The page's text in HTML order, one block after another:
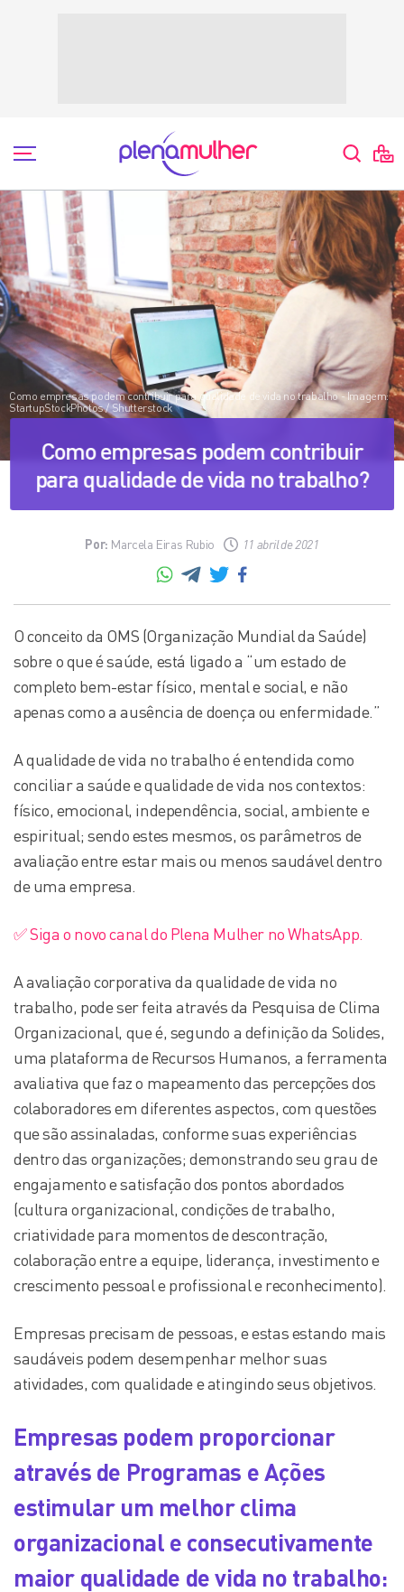
Marcela Eiras Rubio
Como empresas podem contribuir para qualidade de vida no trabalho - Imagem:
StartupStockPhotos / Shutterstock
Como empresas podem contribuir
para qualidade de vida no trabalho?
Por: Marcela Eiras Rubio 11 abril de 2021
O conceito da OMS (Organização Mundial da Saúde)
sobre o que é saúde, está ligado a “um estado de
completo bem-estar físico, mental e social, e não
apenas como a ausência de doença ou enfermidade.”
A qualidade de vida no trabalho é entendida como
conciliar a saúde e qualidade de vida nos contextos:
físico, emocional, independência, social, ambiente e
espiritual; sendo estes mesmos, os parâmetros de
avaliação entre estar mais ou menos saudável dentro
de uma empresa.
✅ Siga o novo canal do Plena Mulher no WhatsApp.
A avaliação corporativa da qualidade de vida no
trabalho, pode ser feita através da Pesquisa de Clima
Organizacional, que é, segundo a definição da Solides,
uma plataforma de Recursos Humanos, a ferramenta
avaliativa que faz o mapeamento das percepções dos
colaboradores em diferentes aspectos, com questões
que são assinaladas, conforme suas experiências
dentro das organizações; demonstrando seu grau de
engajamento e satisfação dos pontos abordados
(cultura organizacional, condições de trabalho,
criatividade para momentos de descontração,
colaboração entre a equipe, liderança, investimento e
crescimento pessoal e profissional e reconhecimento).
Empresas precisam de pessoas, e estas estando mais
saudáveis podem desempenhar melhor suas
atividades, com qualidade e atingindo seus objetivos.
Empresas podem proporcionar
através de Programas e Ações
estimular um melhor clima
organizacional e consecutivamente
maior qualidade de vida no trabalho: